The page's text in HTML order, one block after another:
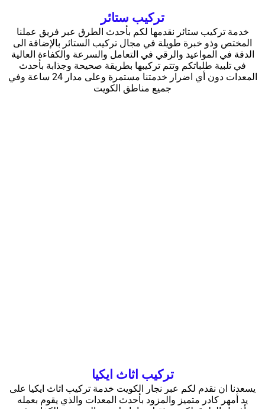
تركيب ستائر
خدمة تركيب ستائر نقدمها لكم بأحدث الطرق عبر فريق عملنا
المختص وذو خبرة طويلة في مجال تركيب الستائر بالإضافة الى
الدقة في المواعيد والرقي في التعامل والسرعة والكفاءة العالية
في تلبية طلباتكم وتتم تركيبها بطريقة صحيحة وجذابة بأحدث
المعدات دون أي اضرار خدمتنا مستمرة وعلى مدار 24 ساعة وفي
جميع مناطق الكويت
تركيب اثاث ايكيا
يسعدنا ان نقدم لكم عبر نجار الكويت خدمة تركيب اثاث ايكيا على
يد أمهر كادر متميز والمزود بأحدث المعدات والذي يقوم بعمله